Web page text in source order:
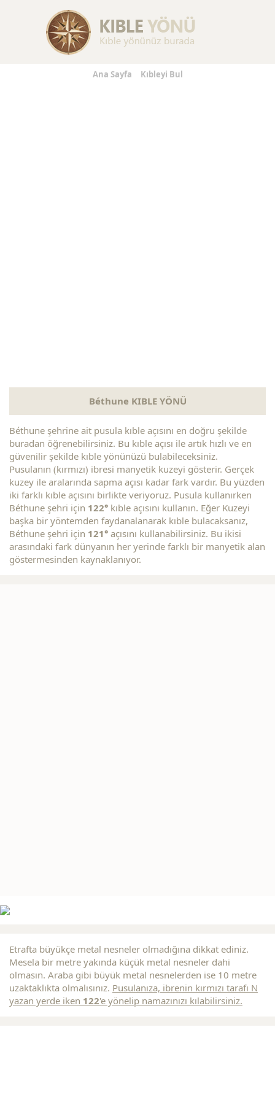
Replica Handbags
Ana Sayfa Kıbleyi Bul
Béthune KIBLE YÖNÜ
Béthune şehrine ait pusula kıble açısını en doğru şekilde
buradan öğrenebilirsiniz. Bu kıble açısı ile artık hızlı ve en
güvenilir şekilde kıble yönünüzü bulabileceksiniz.
Pusulanın (kırmızı) ibresi manyetik kuzeyi gösterir. Gerçek
kuzey ile aralarında sapma açısı kadar fark vardır. Bu yüzden
iki farklı kıble açısını birlikte veriyoruz. Pusula kullanırken
Béthune şehri için 122° kıble açısını kullanın. Eğer Kuzeyi
başka bir yöntemden faydanalanarak kıble bulacaksanız,
Béthune şehri için 121° açısını kullanabilirsiniz. Bu ikisi
arasındaki fark dünyanın her yerinde farklı bir manyetik alan
göstermesinden kaynaklanıyor.
Etrafta büyükçe metal nesneler olmadığına dikkat ediniz.
Mesela bir metre yakında küçük metal nesneler dahi
olmasın. Araba gibi büyük metal nesnelerden ise 10 metre
uzaktaklıkta olmalısınız. Pusulanıza, ibrenin kırmızı tarafı N
yazan yerde iken 122'e yönelip namazınızı kılabilirsiniz.